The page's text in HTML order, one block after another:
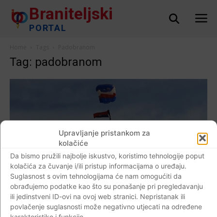
Upravljanje pristankom za
kolačiće
Da bismo pružili najbolje iskustvo, koristimo tehnologije poput
kolačića za čuvanje i/ili pristup informacijama o uređaju.
Suglasnost s ovim tehnologijama će nam omogućiti da
obrađujemo podatke kao što su ponašanje pri pregledavanju
ili jedinstveni ID-ovi na ovoj web stranici. Nepristanak ili
povlačenje suglasnosti može negativno utjecati na određene
Braniteljski
PORTAL
Tag: padobranom
AKTUALNO